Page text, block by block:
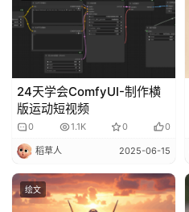
24天学会ComfyUI-制作横
版运动短视频
0 1.1K 0 0
稻草人 2025-06-15
绘文